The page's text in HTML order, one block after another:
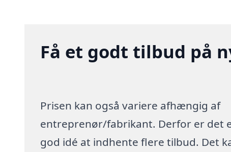
Få et godt tilbud på
Prisen kan også variere afhængig af
entreprenør/fabrikant. Derfor er det
god idé at indhente flere tilbud. Det